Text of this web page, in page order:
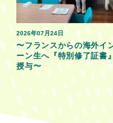
2026年07月24日
〜フランスからの海外イ
ーン生へ『特別修了証書
授与〜